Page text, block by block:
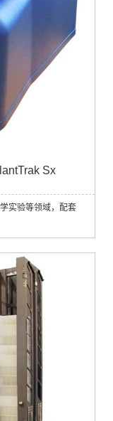
Sx
实验等领域，配套